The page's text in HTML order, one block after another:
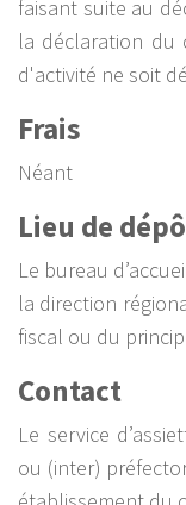
faisant suite au
la déclaration du
d'activité ne soit
Frais
Néant
Lieu de
Le bureau
la direction
fiscal ou du
Contact
Le service
ou (inter)